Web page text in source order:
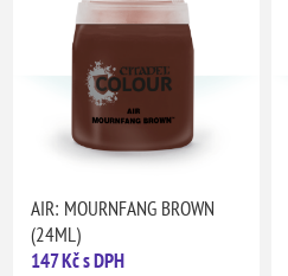
AIR: MOURNFANG BROWN
(24ML)
147 Kč s DPH